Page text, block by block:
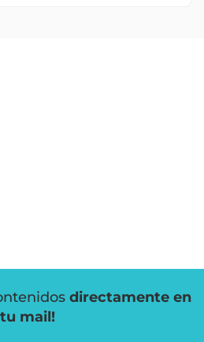
directamente en
tu mail!